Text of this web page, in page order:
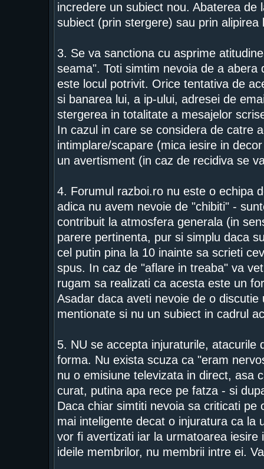
incredere un subiect nou. Abaterea de
subiect (prin stergere) sau prin
3. Se va sanctiona cu asprime
seama". Toti simtim nevoia de a
este locul potrivit. Orice tentativa de
si banarea lui, a ip-ului, adresei de
stergerea in totalitate a mesajelor
In cazul in care se considera de catre
intimplare/scapare (mica iesire in
un avertisment (in caz de recidiva se
4. Forumul razboi.ro nu este o echipa
adica nu avem nevoie de "chibiti" -
contribuit la atmosfera generala (in
parere pertinenta, pur si simplu daca
cel putin pina la 10 inainte sa scrieti
spus. In caz de "aflare in treaba" va
rugam sa realizati ca acesta este un
Asadar daca aveti nevoie de o
mentionate si nu un subiect in cadrul
5. NU se accepta injuraturile,
forma. Nu exista scuza ca "eram
nu o emisiune televizata in direct, asa
curat, putina apa rece pe fatza - si
Daca chiar simtiti nevoia sa criticati
mai inteligente decat o injuratura ca la
vor fi avertizati iar la urmatoarea
ideile membrilor, nu membrii intre ei.